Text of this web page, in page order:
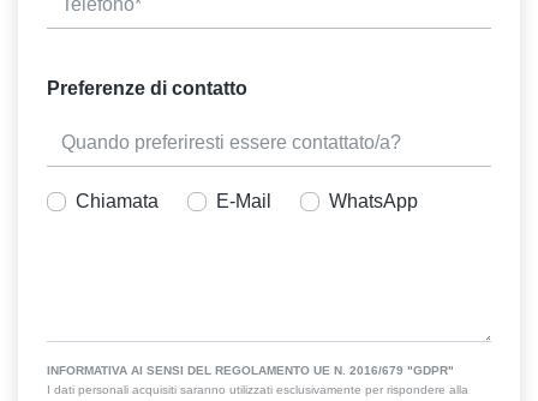
Preferenze di contatto
Chiamata E-Mail WhatsApp
INFORMATIVA AI SENSI DEL REGOLAMENTO UE N. 2016/679 "GDPR"
I dati personali acquisiti saranno utilizzati esclusivamente per rispondere alla